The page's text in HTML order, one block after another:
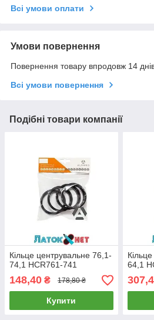
Всі умови оплати
Умови повернення
Повернення товару впродовж 14
Всі умови повернення
Подібні товари компанії
Кільце центрувальне 76,1-
74,1 HCR761-741
148,40 ₴ 178,80 ₴
Купити
64,1